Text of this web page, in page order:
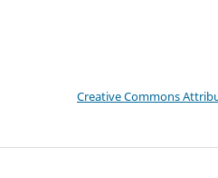
Creative Commons